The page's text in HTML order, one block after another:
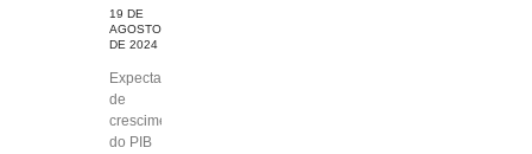
19 DE
AGOSTO
DE 2024
Expectativa
de
crescimento
do PIB